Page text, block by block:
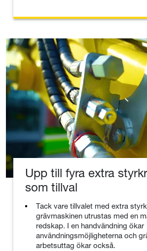
Upp till fyra extra
som tillval
Tack vare tillvalet med extra
grävmaskinen utrustas med en
redskap. I en handvändning ökar
användningsmöjligheterna och
arbetsuttag ökar också.